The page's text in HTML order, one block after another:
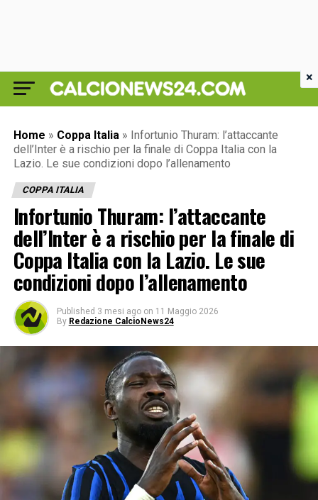
Home » Coppa Italia » Infortunio Thuram: l’attaccante
dell’Inter è a rischio per la finale di Coppa Italia con la
Lazio. Le sue condizioni dopo l’allenamento
COPPA ITALIA
Infortunio Thuram: l’attaccante
dell’Inter è a rischio per la finale di
Coppa Italia con la Lazio. Le sue
condizioni dopo l’allenamento
Published 3 mesi ago on 11 Maggio 2026
By Redazione CalcioNews24
×